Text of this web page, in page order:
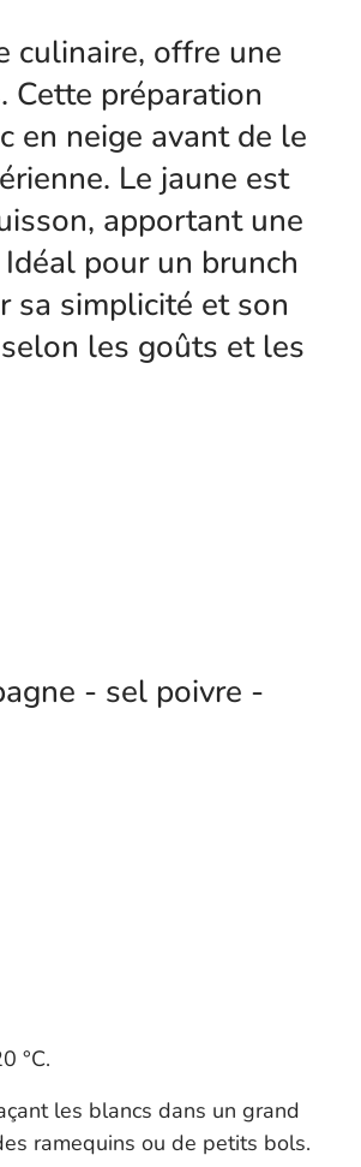
culinaire, offre une
Cette préparation
en neige avant de le
Le jaune est
apportant une
pour un brunch
sa simplicité et son
les goûts et les
- sel poivre -
°C.
les blancs dans un grand
ramequins ou de petits bols.